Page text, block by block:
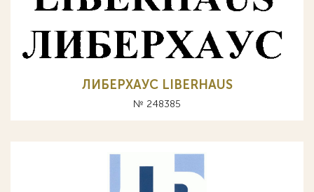
ЛИБЕРХАУС LIBERHAUS
№ 248385